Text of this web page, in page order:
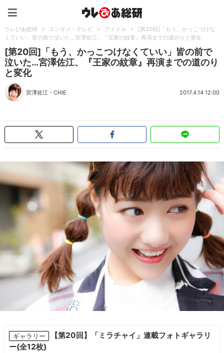
ウレぴあ総研 > エンタメ・テレビ > アイドル >
[第20回]「もう、かっこつけな
くていい」皆の前で泣いた…宮澤佐江、『王家の紋章』再演までの道のりと変化
[第20回]「もう、かっこつけなくていい」皆の前で
泣いた…宮澤佐江、『王家の紋章』再演までの道のり
と変化
宮澤佐江 ・CHIE 2017.4.14 12:00
ギャラリー
【第20回】「ミラチャイ」連載フォトギャラリ
ー(全12枚)